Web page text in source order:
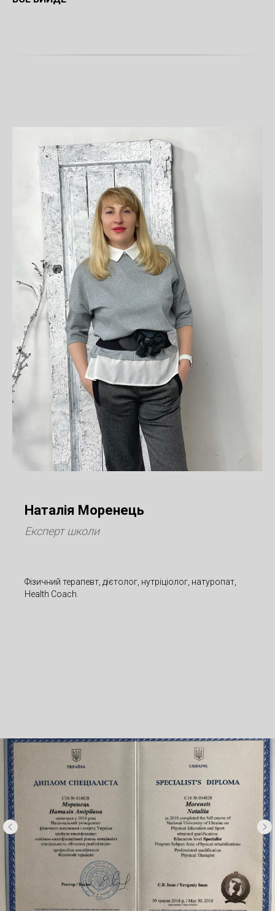
Наталія Моренець
Експерт школи
Фізичний терапевт, дієтолог, нутріціолог, натуропат,
Health Coach.